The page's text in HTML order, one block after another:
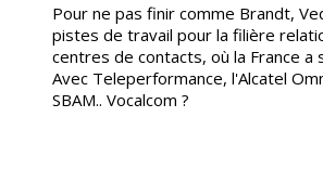
Pour ne pas finir comme Brandt,
pistes de travail pour la filière
centres de contacts, où la France a
Avec Teleperformance, l'Alcatel
SBAM.. Vocalcom ?